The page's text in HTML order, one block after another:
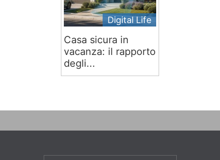
Digital Life
Casa sicura in
vacanza: il rapporto
degli...